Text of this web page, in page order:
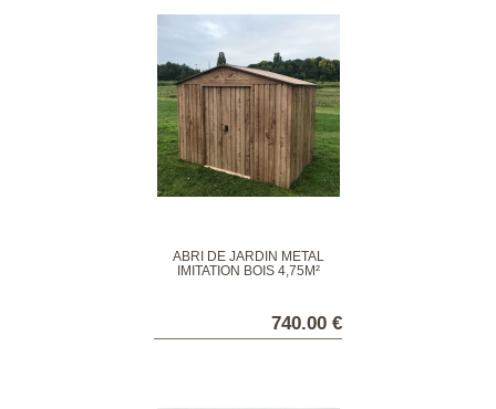
ABRI DE JARDIN MÉTAL
IMITATION BOIS 4,75M²
740.00 €